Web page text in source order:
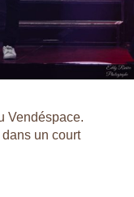
Vendéspace.
un court